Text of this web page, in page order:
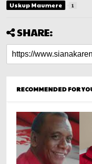
Uskup Maumere 1
SHARE:
RECOMMENDED FOR